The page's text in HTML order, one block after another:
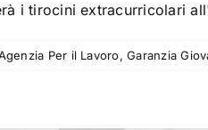
i tirocini extracurricolari
Per il Lavoro,Garanzia